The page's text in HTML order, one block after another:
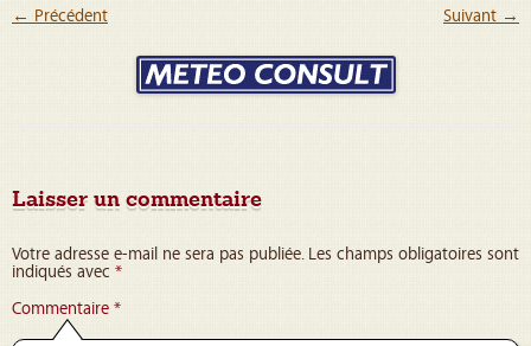
← Précédent Suivant →
Laisser un commentaire
Votre adresse e-mail ne sera pas publiée. Les champs obligatoires sont
indiqués avec *
Commentaire *